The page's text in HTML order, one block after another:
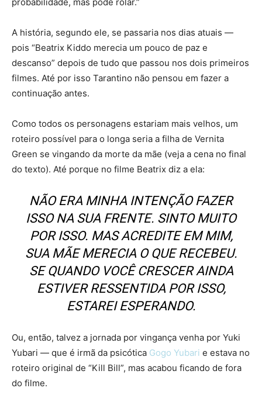
A história, segundo ele, se passaria nos dias atuais —
pois “Beatrix Kiddo merecia um pouco de paz e
descanso” depois de tudo que passou nos dois primeiros
filmes. Até por isso Tarantino não pensou em fazer a
continuação antes.
Como todos os personagens estariam mais velhos, um
roteiro possível para o longa seria a filha de Vernita
Green se vingando da morte da mãe (veja a cena no final
do texto). Até porque no filme Beatrix diz a ela:
NÃO ERA MINHA INTENÇÃO FAZER
ISSO NA SUA FRENTE. SINTO MUITO
POR ISSO. MAS ACREDITE EM MIM,
SUA MÃE MERECIA O QUE RECEBEU.
SE QUANDO VOCÊ CRESCER AINDA
ESTIVER RESSENTIDA POR ISSO,
ESTAREI ESPERANDO.
Ou, então, talvez a jornada por vingança venha por Yuki
Yubari — que é irmã da psicótica Gogo Yubari e estava no
roteiro original de “Kill Bill”, mas acabou ficando de fora
do filme.